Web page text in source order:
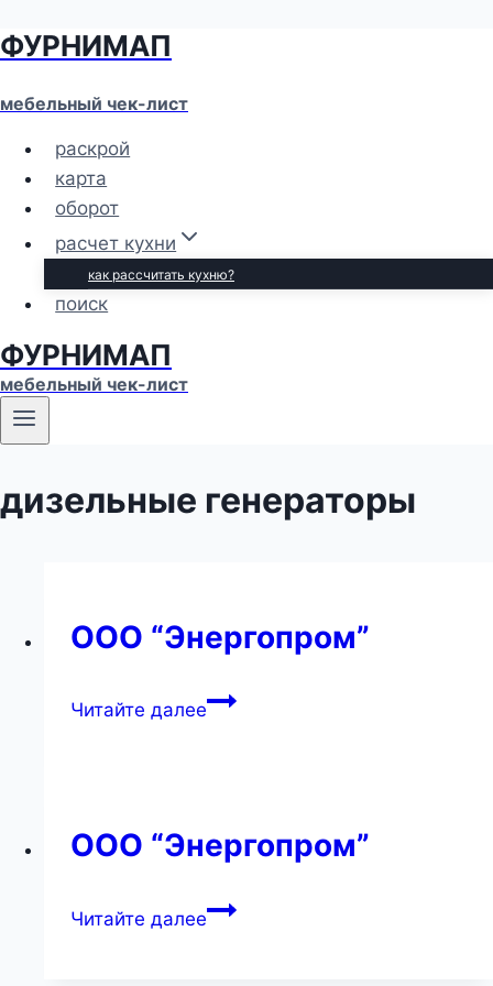
Перейти
содержимому
ФУРНИМАП
мебельный чек-лист
раскрой
карта
оборот
расчет кухни
как рассчитать кухню?
поиск
ФУРНИМАП
мебельный чек-лист
дизельные генераторы
ООО “Энергопром”
Читайте далееООО
ООО “Энергопром”
Читайте далееООО